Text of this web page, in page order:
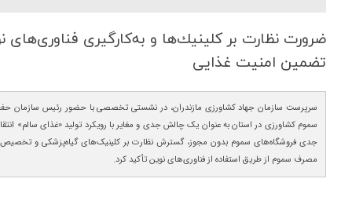
ضرورت نظارت بر كلینیك‌ها و به‌كارگیری فناوری‌های
تضمین امنیت غذایی
سرپرست سازمان جهاد کشاورزی مازندران، در نشستی تخصصی با حضور رئیس سازمان
سموم کشاورزی در استان به عنوان یک چالش جدی و مغایر با رویکرد تولید «غذای سالم»
جدی فروشگاه‌های سموم بدون مجوز، گسترش نظارت بر کلینیک‌های گیاه‌پزشکی و تخصیص
مصرف سموم از طریق استفاده از فناوری‌های نوین تأکید کرد.